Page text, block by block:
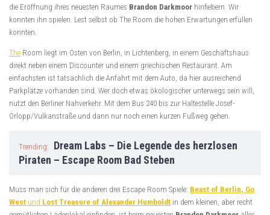
die Eröffnung ihres neuesten Raumes Brandon Darkmoor hinfiebern. Wir
konnten ihn spielen. Lest selbst ob The Room die hohen Erwartungen erfüllen
konnten.
The Room liegt im Osten von Berlin, in Lichtenberg, in einem Geschäftshaus
direkt neben einem Discounter und einem griechischen Restaurant. Am
einfachsten ist tatsächlich die Anfahrt mit dem Auto, da hier ausreichend
Parkplätze vorhanden sind. Wer doch etwas ökologischer unterwegs sein will,
nutzt den Berliner Nahverkehr. Mit dem Bus 240 bis zur Haltestelle Josef-
Orlopp/Vulkanstraße und dann nur noch einen kurzen Fußweg gehen.
Trending:
Dream Labs – Die Legende des herzlosen
Piraten – Escape Room Bad Steben
Muss man sich für die anderen drei Escape Room Spiele: Beast of Berlin, Go
West und Lost Treasure of Alexander Humboldt in dem kleinen, aber recht